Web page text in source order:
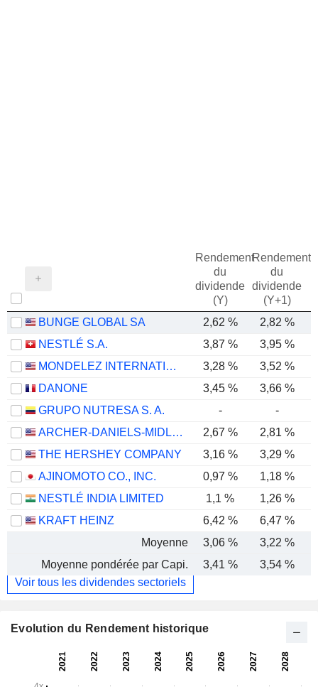
Rendement
du
dividende
(Y)
Rendement
du
dividende
(Y+1)
BUNGE GLOBAL SA 2,62 % 2,82 %
NESTLÉ S.A.
3,87 % 3,95 %
MONDELEZ INTERNATIONAL, INC.
3,28 % 3,52 %
DANONE
3,45 % 3,66 %
GRUPO NUTRESA S. A.
-
-
ARCHER-DANIELS-MIDLAND COMPANY
2,67 % 2,81 %
THE HERSHEY COMPANY
3,16 % 3,29 %
AJINOMOTO CO., INC.
0,97 % 1,18 %
NESTLÉ INDIA LIMITED
1,1 % 1,26 %
KRAFT HEINZ
6,42 % 6,47 %
Moyenne
3,06 % 3,22 %
Moyenne pondérée par Capi.
3,41 % 3,54 %
Voir tous les dividendes sectoriels
Evolution du Rendement historique